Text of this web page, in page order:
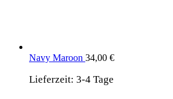
Navy Maroon 34,00 €
Lieferzeit: 3-4 Tage